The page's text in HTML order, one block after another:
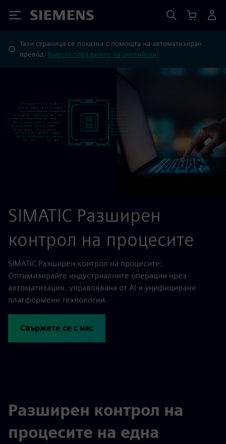
Siemens
Тази страница се показва с помощта на автоматизиран
превод. Вместо това вижте на английски?
SIMATIC Разширен
контрол на процесите
SIMATIC Разширен контрол на процесите:
Оптимизирайте индустриалните операции чрез
автоматизация, управлявана от AI и унифицирани
платформени технологии.
Свържете се с нас
Разширен контрол на
процесите на една